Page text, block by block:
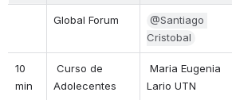
Global Forum
@Santiago
Cristobal
10
min
Curso de
Adolecentes
Maria Eugenia
Lario UTN